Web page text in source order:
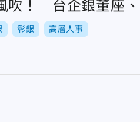
吹！ 台企銀董座
彰銀 高層人事